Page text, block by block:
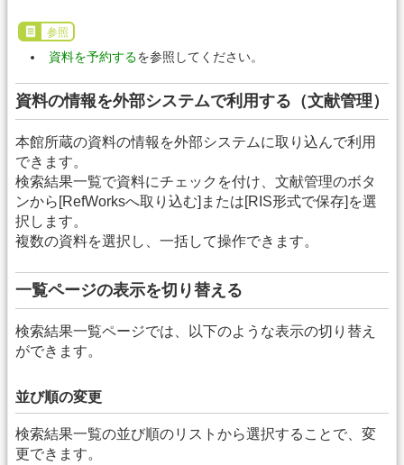
参照
資料を予約するを参照してください。
資料の情報を外部システムで利用する（文献管理）
本館所蔵の資料の情報を外部システムに取り込んで利用
できます。
検索結果一覧で資料にチェックを付け、文献管理のボタ
ンから[RefWorksへ取り込む]または[RIS形式で保存]を選
択します。
複数の資料を選択し、一括して操作できます。
一覧ページの表示を切り替える
検索結果一覧ページでは、以下のような表示の切り替え
ができます。
並び順の変更
検索結果一覧の並び順のリストから選択することで、変
更できます。